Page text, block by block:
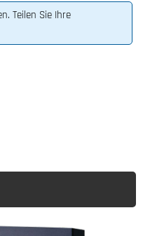
Teilen Sie Ihre